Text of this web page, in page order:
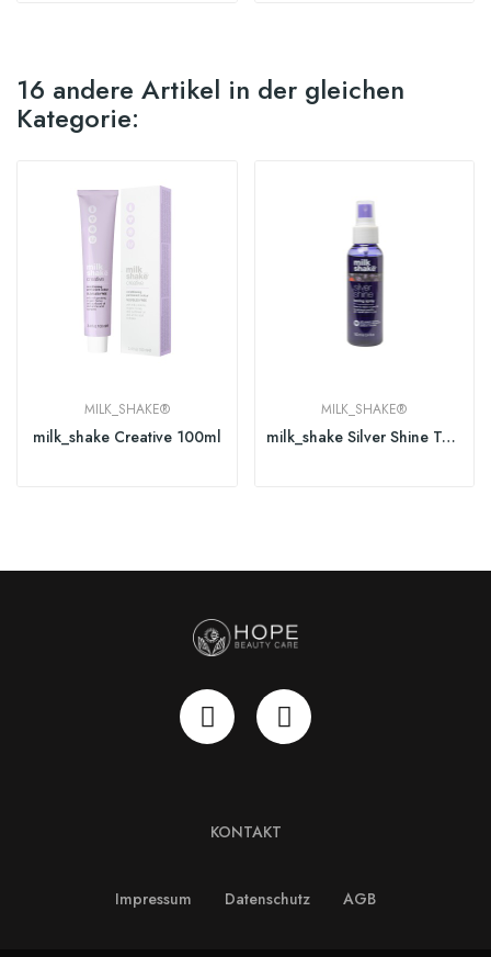
16 andere Artikel in der gleichen
Kategorie:
MILK_SHAKE®
milk_shake Creative 100ml
MILK_SHAKE®
milk_shake Silver Shine Toning Spray 100ml
KONTAKT
Impressum Datenschutz AGB